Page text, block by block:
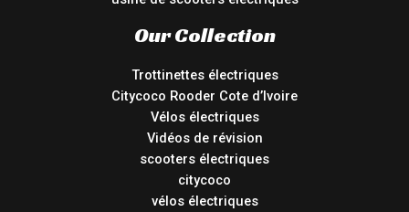
Our Collection
Trottinettes électriques
Citycoco Rooder Cote d’Ivoire
Vélos électriques
Vidéos de révision
scooters électriques
citycoco
vélos électriques